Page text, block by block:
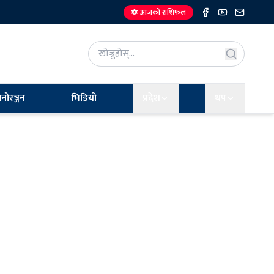
🔯 आजको राशिफल
भिडियो